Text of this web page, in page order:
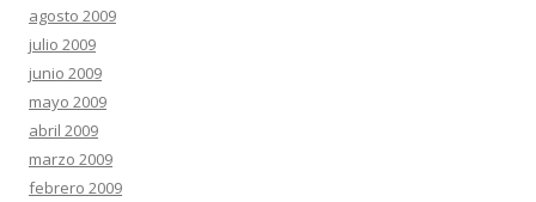
agosto 2009
julio 2009
junio 2009
mayo 2009
abril 2009
marzo 2009
febrero 2009